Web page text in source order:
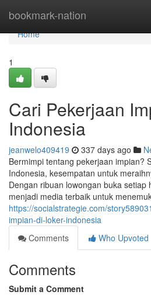
bookmark-nation
Home
Home
1
Cari Pekerjaan
Indonesia
jeanwelo409419 337 days ago
Bermimpi tentang pekerjaan impian?
Indonesia, kesempatan untuk
Dengan ribuan lowongan buka setiap
menjadi media terbaik untuk
https://socialstrategie.com/
impian-di-loker-indonesia
Comments
Who Upvoted
Comments
Submit a Comment